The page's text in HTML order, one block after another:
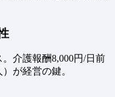
介護報酬8,000円/日前
が経営の鍵。